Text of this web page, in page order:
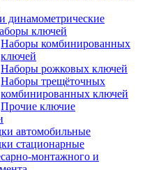
динамометрические
ключей
Наборы комбинированных
ключей
Наборы рожковых ключей
Наборы трещёточных
комбинированных ключей
Прочие ключие
автомобильные
стационарные
монтажного и